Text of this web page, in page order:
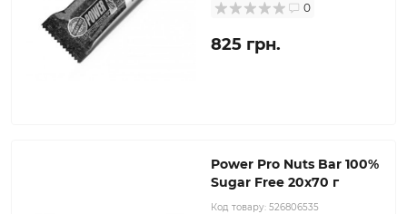
0
825 грн.
Power Pro Nuts Bar 100%
Sugar Free 20x70 г
Код товару: 526806535